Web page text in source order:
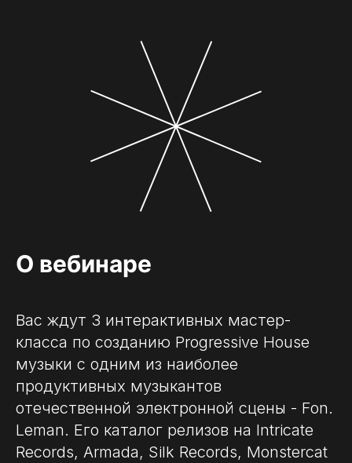
О вебинаре
Вас ждут 3 интерактивных мастер-
класса по созданию Progressive House
музыки с одним из наиболее
продуктивных музыкантов
отечественной электронной сцены - Fon.
Leman. Его каталог релизов на Intricate
Records, Armada, Silk Records, Monstercat